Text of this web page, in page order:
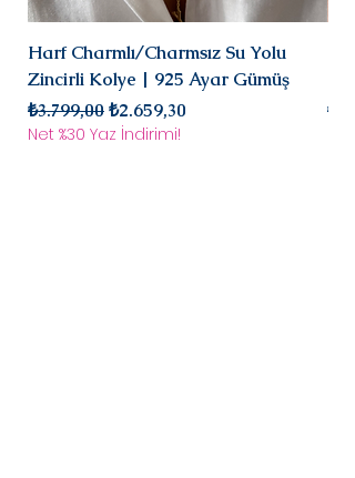
Harf Charmlı/Charmsız Su Yolu
Zincirli Kolye | 925 Ayar Gümüş
Normal Fiyat
₺3.799,00İndirimli Fiyat
₺2.659,30
Net %30 Yaz İndirimi!